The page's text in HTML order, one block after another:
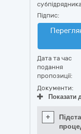
Підпис:
Дата та час
подання
пропозиції:
Документи:
Показати
+